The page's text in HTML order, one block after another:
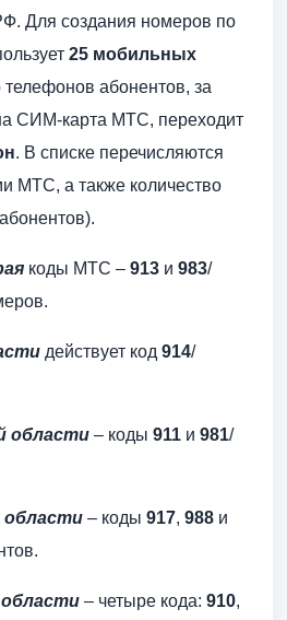
Для создания номеров по
25 мобильных
телефонов абонентов, за
СИМ-карта МТС, переходит
. В списке перечисляются
МТС, а также количество
коды МТС – 913 и 983/
действует код 914/
области – коды 911 и 981/
области – коды 917, 988 и
– четыре кода: 910,